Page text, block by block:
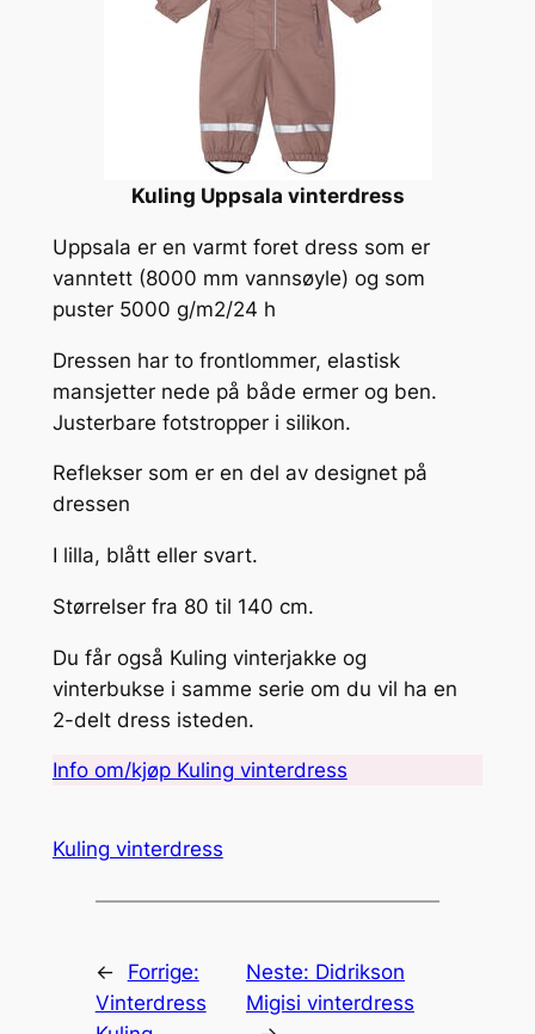
Kuling Uppsala vinterdress
Uppsala er en varmt foret dress som er
vanntett (8000 mm vannsøyle) og som
puster 5000 g/m2/24 h
Dressen har to frontlommer, elastisk
mansjetter nede på både ermer og ben.
Justerbare fotstropper i silikon.
Reflekser som er en del av designet på
dressen
I lilla, blått eller svart.
Størrelser fra 80 til 140 cm.
Du får også Kuling vinterjakke og
vinterbukse i samme serie om du vil ha en
2-delt dress isteden.
Info om/kjøp Kuling vinterdress
Kuling vinterdress
←
Forrige:
Vinterdress
Neste: Didrikson
Migisi vinterdress